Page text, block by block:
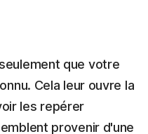
que votre
Cela leur ouvre la
les repérer
provenir d'une